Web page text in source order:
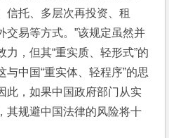
信托、多层次再投资、租
交易等方式。”该规定虽然并
，但其“重实质、轻形式”的
中国“重实体、轻程序”的思
此，如果中国政府部门从实
其规避中国法律的风险将十